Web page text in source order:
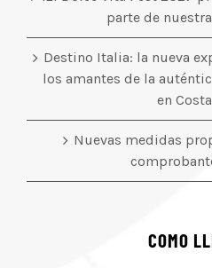
parte de
Destino Italia: la nueva
los amantes de la
en
Nuevas medidas
COMO